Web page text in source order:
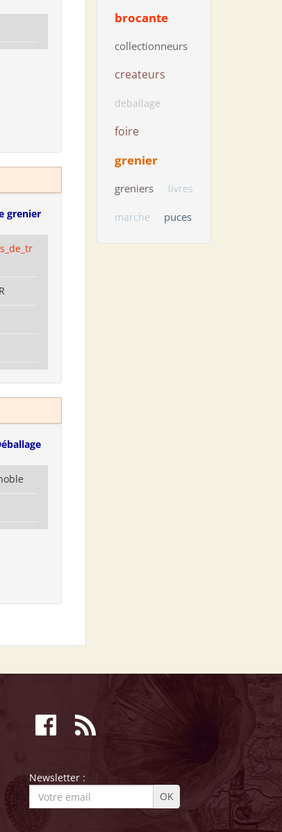
grenier
brocante
collectionneurs
createurs
deballage
foire
grenier
greniers livres
marche puces
Newsletter :